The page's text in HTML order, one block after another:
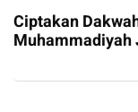
Ciptakan